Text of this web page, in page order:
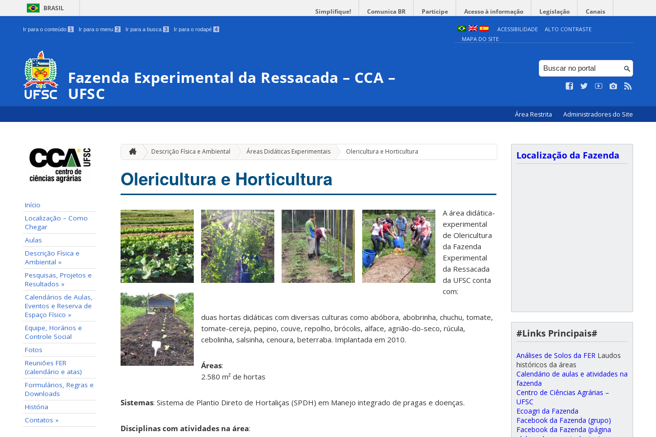
BRASIL Simplifique! Comunica BR Participe Acesso à informação Legislação Canais
Ir para o conteúdo 1 Ir para o menu 2 Ir para a busca 3 Ir para o rodapé 4 ACESSIBILIDADE
ALTO CONTRASTE
MAPA DO SITE
Fazenda Experimental da Ressacada – CCA –
UFSC
Área Restrita Administradores do Site
Início
Localização – Como
Chegar
Aulas
Descrição Física e
Ambiental »
Pesquisas, Projetos e
Resultados »
Calendários de Aulas,
Eventos e Reserva de
Espaço Físico »
Equipe, Horários e
Controle Social
Fotos
Reuniões FER
(calendário e atas)
Formulários, Regras e
Downloads
História
Contatos »
Descrição Física e Ambiental Áreas Didáticas Experimentais Olericultura e Horticultura
Olericultura e Horticultura
A área didática-
experimental
de Olericultura
da Fazenda
Experimental
da Ressacada
da UFSC conta
com:
duas hortas didáticas com diversas culturas como abóbora, abobrinha, chuchu, tomate,
tomate-cereja, pepino, couve, repolho, brócolis, alface, agrião-do-seco, rúcula,
cebolinha, salsinha, cenoura, beterraba. Implantada em 2010.
Áreas:
2.580 m² de hortas
Sistemas: Sistema de Plantio Direto de Hortaliças (SPDH) em Manejo integrado de pragas e doenças.
Disciplinas com atividades na área:
Localização da Fazenda
#Links Principais#
Análises de Solos da FER Laudos
históricos da áreas
Calendário de aulas e atividades na
fazenda
Centro de Ciências Agrárias –
UFSC
Ecoagri da Fazenda
Facebook da Fazenda (grupo)
Facebook da Fazenda (página